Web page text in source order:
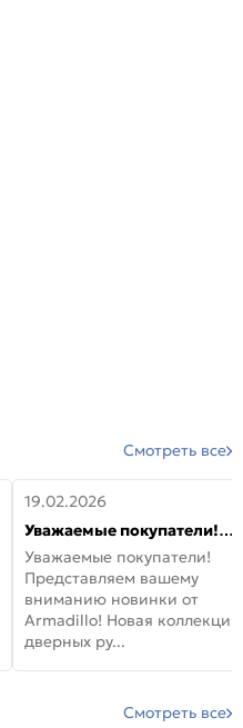
Смотреть все
19.02.2026
Уважаемые покупатели!
Представляем вашему
вниманию новинки от
Armadillo!
Уважаемые покупатели!
Представляем вашему
вниманию новинки от
Armadillo! Новая коллекция
дверных ру...
Смотреть все